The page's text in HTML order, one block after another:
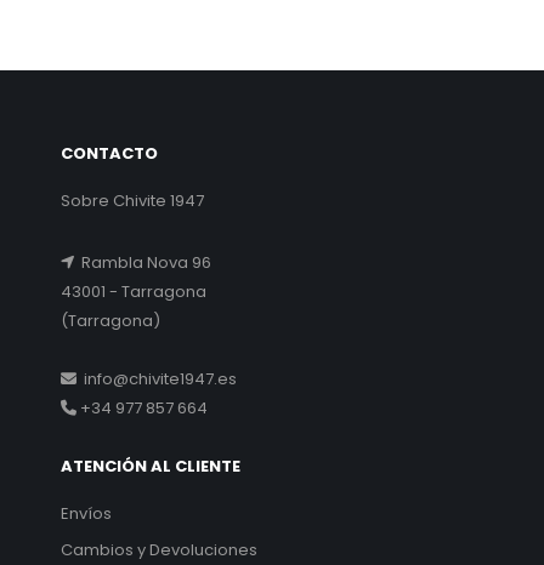
CONTACTO
Sobre Chivite 1947
Rambla Nova 96
43001 - Tarragona
(Tarragona)
info@chivite1947.es
+34 977 857 664
ATENCIÓN AL CLIENTE
Envíos
Cambios y Devoluciones